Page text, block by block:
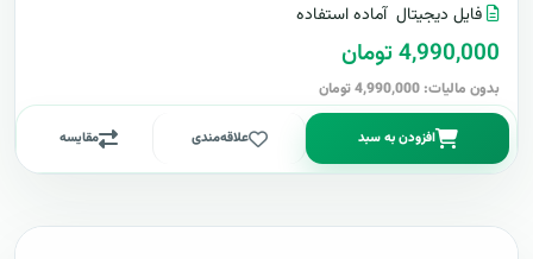
فایل دیجیتال آماده استفاده
4,990,000 تومان
بدون مالیات: 4,990,000 تومان
افزودن به سبد علاقه‌مندی مقایسه